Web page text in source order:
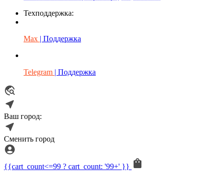
Техподдержка:
Max | Поддержка
Telegram | Поддержка
Ваш город:
Сменить город
{{cart_count<=99 ? cart_count: '99+' }}